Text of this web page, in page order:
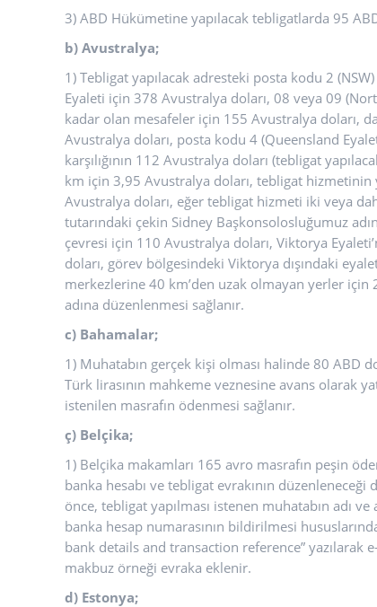
3) ABD Hükümetine yapılacak tebligatlarda 95
b) Avustralya;
1) Tebligat yapılacak adresteki posta kodu 2
Eyaleti için 378 Avustralya doları, 08 veya 09
kadar olan mesafeler için 155 Avustralya doları,
Avustralya doları, posta kodu 4 (Queensland
karşılığının 112 Avustralya doları (tebligat
km için 3,95 Avustralya doları, tebligat hizmetinin
Avustralya doları, eğer tebligat hizmeti iki veya
tutarındaki çekin Sidney Başkonsolosluğumuz
çevresi için 110 Avustralya doları, Viktorya
doları, görev bölgesindeki Viktorya dışındaki
merkezlerine 40 km’den uzak olmayan yerler
adına düzenlenmesi sağlanır.
c) Bahamalar;
1) Muhatabın gerçek kişi olması halinde 80 ABD
Türk lirasının mahkeme veznesine avans olarak
istenilen masrafın ödenmesi sağlanır.
ç) Belçika;
1) Belçika makamları 165 avro masrafın peşin
banka hesabı ve tebligat evrakının
önce, tebligat yapılması istenen muhatabın adı
banka hesap numarasının bildirilmesi
bank details and transaction reference” yazılarak
makbuz örneği evraka eklenir.
d) Estonya;